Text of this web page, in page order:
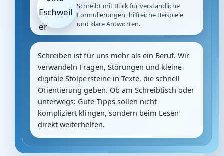
Schreibt mit Blick für verständliche
Formulierungen, hilfreiche Beispiele
und klare Antworten.
Schreiben ist für uns mehr als ein Beruf. Wir
verwandeln Fragen, Störungen und kleine
digitale Stolpersteine in Texte, die schnell
Orientierung geben. Ob am Schreibtisch oder
unterwegs: Gute Tipps sollen nicht
kompliziert klingen, sondern beim Lesen
direkt weiterhelfen.